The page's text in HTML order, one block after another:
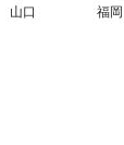
山口 福岡